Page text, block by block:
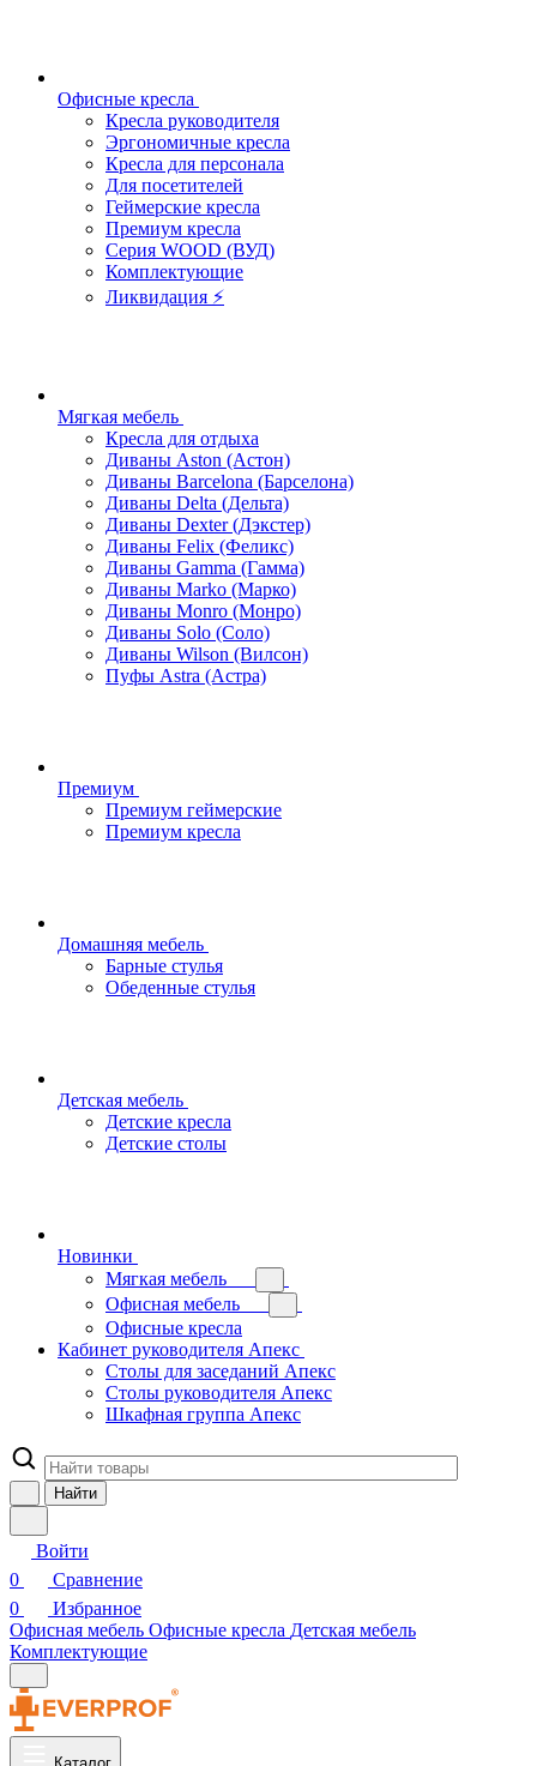
Офисные кресла
Кресла руководителя
Эргономичные кресла
Кресла для персонала
Для посетителей
Геймерские кресла
Премиум кресла
Серия WOOD (ВУД)
Комплектующие
Ликвидация ⚡
Мягкая мебель
Кресла для отдыха
Диваны Aston (Астон)
Диваны Barcelona (Барселона)
Диваны Delta (Дельта)
Диваны Dexter (Дэкстер)
Диваны Felix (Феликс)
Диваны Gamma (Гамма)
Диваны Marko (Марко)
Диваны Monro (Монро)
Диваны Solo (Соло)
Диваны Wilson (Вилсон)
Пуфы Astra (Астра)
Премиум
Премиум геймерские
Премиум кресла
Домашняя мебель
Барные стулья
Обеденные стулья
Детская мебель
Детские кресла
Детские столы
Новинки
Мягкая мебель
Офисная мебель
Офисные кресла
Кабинет руководителя Апекс
Столы для заседаний Апекс
Столы руководителя Апекс
Шкафная группа Апекс
Найти
Войти
0
Сравнение
0
Избранное
Офисная мебель Офисные кресла Детская мебель
Комплектующие